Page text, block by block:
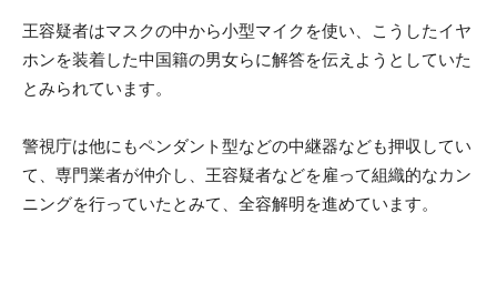
王容疑者はマスクの中から小型マイクを使い、こうしたイヤ
ホンを装着した中国籍の男女らに解答を伝えようとしていた
とみられています。
警視庁は他にもペンダント型などの中継器なども押収してい
て、専門業者が仲介し、王容疑者などを雇って組織的なカン
ニングを行っていたとみて、全容解明を進めています。